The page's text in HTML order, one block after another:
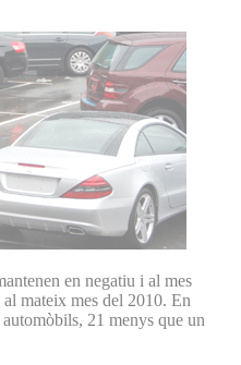
en negatiu i al mes
al mateix mes del 2010. En
21 menys que un